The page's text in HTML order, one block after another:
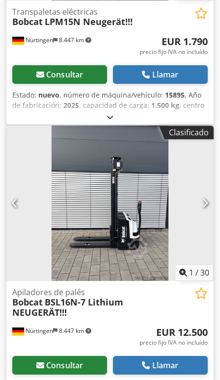
Nürtingen 8.447 km
Transpaletas eléctricas
Bobcat LPM15N Neugerät!!!
EUR 1.790
precio fijo IVA no incluído
Consultar Llamar
Estado: nuevo, número de máquina/vehículo: 15895, Año
de fabricación: 2025, capacidad de carga: 1.500 kg, centro
, tipo de combustible:
mástil:otro, altura de construcción:700 mm, longitud de
la horquilla:1.150 mm , tamaño del neumático delantero:,
motor: Eléctrico, fabricante: Bobcat Dcjdpfx Abjw R A Dlo
Clasificado
1 /30
Nürtingen 8.447 km
Apiladores de palés
Bobcat BSL16N-7 Lithium
NEUGERÄT!!!
EUR 12.500
precio fijo IVA no incluído
Consultar Llamar